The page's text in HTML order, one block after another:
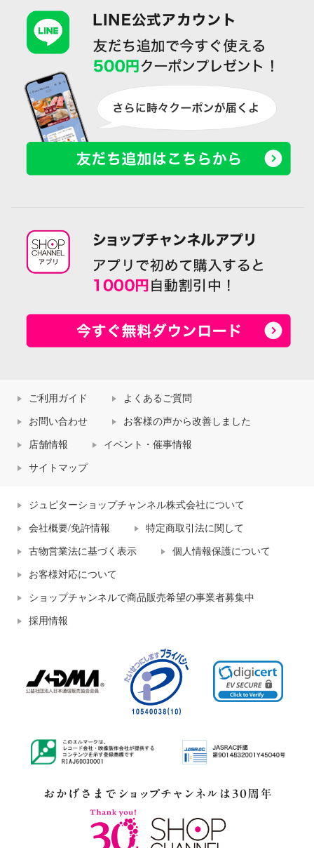
ご利用ガイド よくあるご質問
お問い合わせ お客様の声から改善しました
店舗情報 イベント・催事情報
サイトマップ
ジュピターショップチャンネル株式会社について
会社概要/免許情報 特定商取引法に関して
古物営業法に基づく表示 個人情報保護について
お客様対応について
ショップチャンネルで商品販売希望の事業者募集中
採用情報